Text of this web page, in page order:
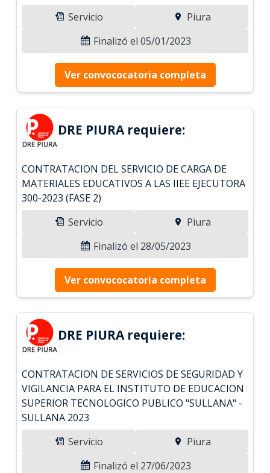
Servicio
Piura
Finalizó el 05/01/2023
Ver convococatoria completa
DRE PIURA requiere:
CONTRATACION DEL SERVICIO DE CARGA DE
MATERIALES EDUCATIVOS A LAS IIEE EJECUTORA
300-2023 (FASE 2)
Servicio
Piura
Finalizó el 28/05/2023
Ver convococatoria completa
DRE PIURA requiere:
CONTRATACION DE SERVICIOS DE SEGURIDAD Y
VIGILANCIA PARA EL INSTITUTO DE EDUCACION
SUPERIOR TECNOLOGICO PUBLICO "SULLANA" -
SULLANA 2023
Servicio
Piura
Finalizó el 27/06/2023